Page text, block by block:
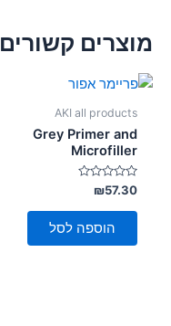
מוצרים קשורים
AKI all products
Grey Primer and
Microfiller
דורג
0
מתוך
₪57.30
הוספה לסל